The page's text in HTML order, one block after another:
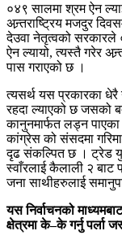
०४९ सालमा श्रम ऐन
अन्र्तराष्ट्रिय मजदुर
देउवा नेतृत्वको सरकारले
ऐन ल्यायो, त्यस्तै गरेर
पास गराएको छ ।
त्यसर्थ यस प्रकारका
रहदा ल्याएको छ जसको
कानुनमार्फत लड्न
कांग्रेस को संसदमा
दृढ संकल्पित छ । ट्रेड
स्वाँरलाई कैलाली २ बाट
जना साथीहरुलाई
यस निर्वाचनको
क्षेत्रमा के–के गर्नु पर्ला